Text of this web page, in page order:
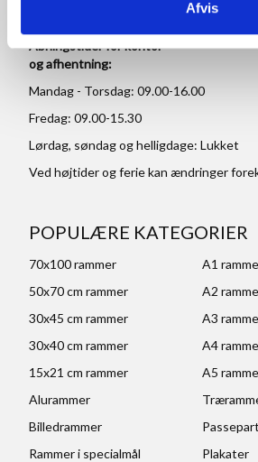
Afvis
Åbningstider for kontor
og afhentning:
Mandag - Torsdag: 09.00-16.00
Fredag: 09.00-15.30
Lørdag, søndag og helligdage: Lukket
Ved højtider og ferie kan ændringer
POPULÆRE KATEGORIER
70x100 rammer
A1
50x70 cm rammer
A2
30x45 cm rammer
A3
30x40 cm rammer
A4
15x21 cm rammer
A5
Alurammer
Billedrammer
Rammer i specialmål
Plakater